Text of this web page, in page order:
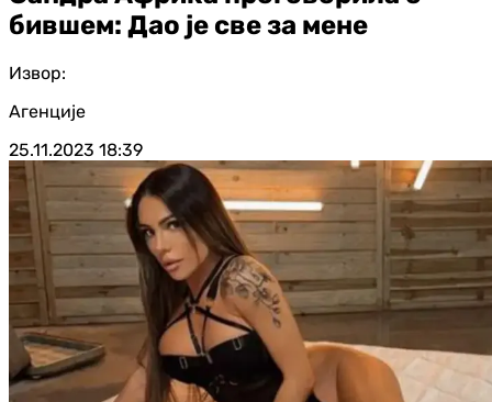
бившем: Дао је све за мене
Извор:
Агенције
25.11.2023 18:39